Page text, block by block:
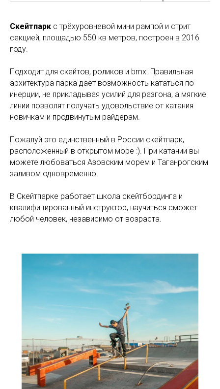
Скейтпарк с трёхуровневой мини рампой и стрит
секцией, площадью 550 кв метров, построен в 2016
году.
Подходит для скейтов, роликов и bmx. Правильная
архитектура парка дает возможность кататься по
инерции, не прикладывая усилий для разгона, а мягкие
линии позволят получать удовольствие от катания
новичкам и продвинутым райдерам.
Пожалуй это единственный в России скейтпарк,
расположенный в открытом море :). При катании вы
можете любоваться Азовским морем и Таганрогским
заливом одновременно!
В Скейтпарке работает школа скейтбординга и
квалифицированный инструктор, научиться сможет
любой человек, независимо от возраста.